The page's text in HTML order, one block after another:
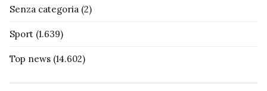
Senza categoria (2)
Sport (1.639)
Top news (14.602)